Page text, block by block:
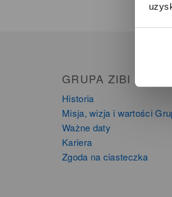
GRUPA ZIBI
Historia
Misja, wizja i wartości
Ważne daty
Kariera
Zgoda na ciasteczka